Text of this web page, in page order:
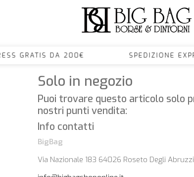
GRATIS DA 200€ SPEDIZIONE
Solo in negozio
Puoi trovare questo articolo solo
nostri punti vendita:
Info contatti
BigBag
Via Nazionale 183 64026 Roseto Degli Abruzzi